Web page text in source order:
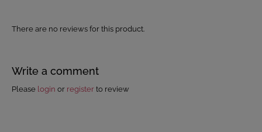
There are no reviews for this product.
Write a comment
Please login or register to review